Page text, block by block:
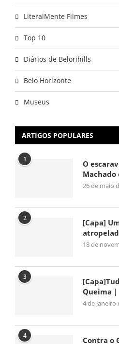
LiteralMente Filmes
Top 10
Diários de Belorihills
Belo Horizonte
Museus
ARTIGOS POPULARES
1
O
Machado
26 de maio
2
[Capa]
18 de
3
Queima |
4 de janeiro
4 Contra o